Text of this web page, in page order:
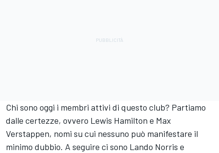
Chi sono oggi i membri attivi di questo club? Partiamo
dalle certezze, ovvero Lewis Hamilton e Max
Verstappen, nomi su cui nessuno può manifestare il
minimo dubbio. A seguire ci sono Lando Norris e